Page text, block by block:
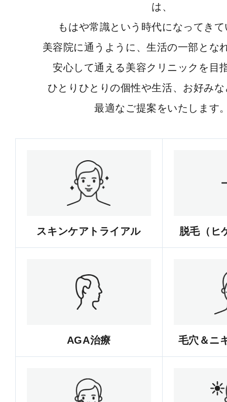
は、
もはや常識という時代になってき
美容院に通うように、生活の一部とな
安心して通える美容クリニックを目
ひとりひとりの個性や生活、お好み
最適なご提案をいたします
スキンケアトライアル 脱毛（ヒ
AGA治療 毛穴＆ニ